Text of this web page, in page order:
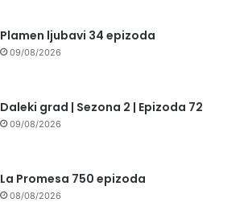
Plamen ljubavi 34 epizoda
09/08/2026
Daleki grad | Sezona 2 | Epizoda 72
09/08/2026
La Promesa 750 epizoda
08/08/2026